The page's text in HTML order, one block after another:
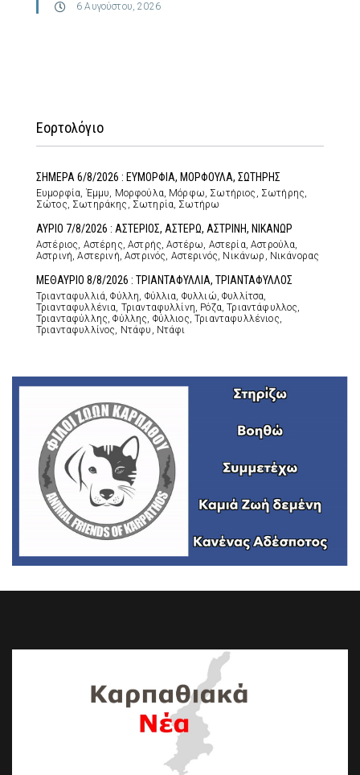
6 Αυγούστου, 2026
Εορτολόγιο
ΣΗΜΕΡΑ 6/8/2026 : ΕΥΜΟΡΦΙΑ, ΜΟΡΦΟΥΛΑ, ΣΩΤΗΡΗΣ
Ευμορφία, Έμμυ, Μορφούλα, Μόρφω, Σωτήριος, Σωτήρης,
Σώτος, Σωτηράκης, Σωτηρία, Σωτήρω
ΑΥΡΙΟ 7/8/2026 : ΑΣΤΕΡΙΟΣ, ΑΣΤΕΡΩ, ΑΣΤΡΙΝΗ, ΝΙΚΑΝΩΡ
Αστέριος, Αστέρης, Αστρής, Αστέρω, Αστερία, Αστρούλα,
Αστρινή, Αστερινή, Αστρινός, Αστερινός, Νικάνωρ, Νικάνορας
ΜΕΘΑΥΡΙΟ 8/8/2026 : ΤΡΙΑΝΤΑΦΥΛΛΙΑ, ΤΡΙΑΝΤΑΦΥΛΛΟΣ
Τριανταφυλλιά, Φύλλη, Φύλλια, Φυλλιώ, Φυλλίτσα,
Τριανταφυλλένια, Τριανταφυλλίνη, Ρόζα, Τριαντάφυλλος,
Τριανταφύλλης, Φύλλης, Φύλλιος, Τριανταφυλλένιος,
Τριανταφυλλίνος, Ντάφυ, Ντάφι